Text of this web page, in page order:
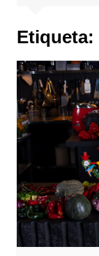
Etiqueta: